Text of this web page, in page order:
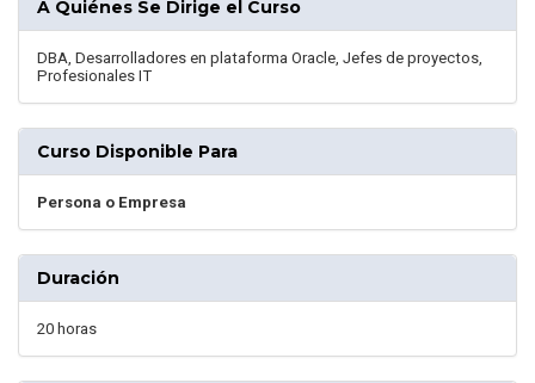
A Quiénes Se Dirige el Curso
DBA, Desarrolladores en plataforma Oracle, Jefes de proyectos,
Profesionales IT
Curso Disponible Para
Persona o Empresa
Duración
20 horas